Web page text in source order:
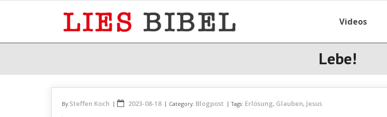
Videos
Lebe!
By Steffen Koch 2023-08-18 Category: Blogpost Tags: Erlösung, Glauben, Jesus